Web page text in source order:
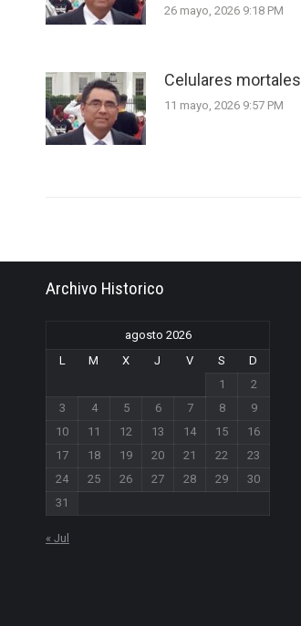
26 mayo, 2026 9:18 PM
Celulares mortales
11 mayo, 2026 9:57 PM
Archivo Historico
agosto 2026
L
M X J V S
D
1
2
3
4 5 6 7 8
9
10
11 12 13 14 15
16
17
18 19 20 21 22
23
24
25 26 27 28 29
30
31
« Jul